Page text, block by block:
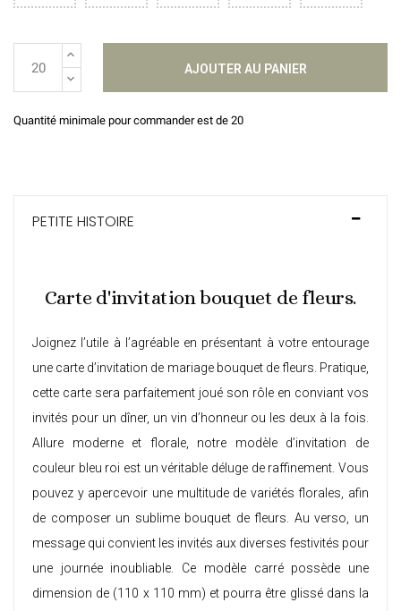
AJOUTER AU PANIER
Quantité minimale pour commander est de 20
PETITE HISTOIRE
Carte d'invitation bouquet de fleurs.
Joignez l’utile à l’agréable en présentant à votre entourage
une carte d’invitation de mariage bouquet de fleurs. Pratique,
cette carte sera parfaitement joué son rôle en conviant vos
invités pour un dîner, un vin d’honneur ou les deux à la fois.
Allure moderne et florale, notre modèle d’invitation de
couleur bleu roi est un véritable déluge de raffinement. Vous
pouvez y apercevoir une multitude de variétés florales, afin
de composer un sublime bouquet de fleurs. Au verso, un
message qui convient les invités aux diverses festivités pour
une journée inoubliable. Ce modèle carré possède une
dimension de (110 x 110 mm) et pourra être glissé dans la